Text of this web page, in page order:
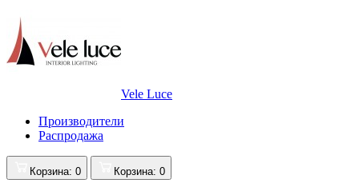
Vele Luce
Производители
Распродажа
Корзина: 0 Корзина: 0